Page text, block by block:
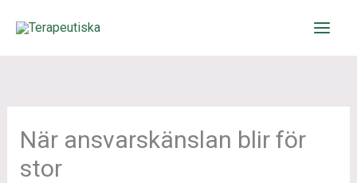
När ansvarskänslan blir för
stor